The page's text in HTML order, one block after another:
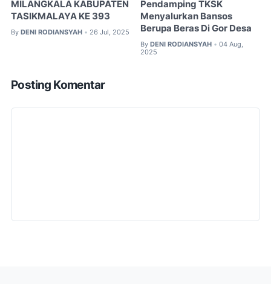
MILANGKALA KABUPATEN
TASIKMALAYA KE 393
By DENI RODIANSYAH • 26 Jul, 2025
Pendamping TKSK
Menyalurkan Bansos
Berupa Beras Di Gor Desa
By DENI RODIANSYAH • 04 Aug,
2025
Posting Komentar